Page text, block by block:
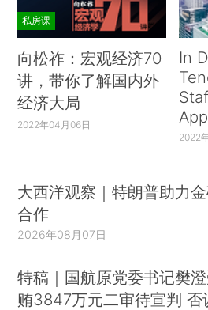
私房课
向松祚：宏观经济70
讲，带你了解国内外
经济大局
2022年04月06日
In
2022
大西洋观察｜特朗普助力
合作
2026年08月07日
特稿｜国航原党委书记樊
贿3847万元二审待宣判 否